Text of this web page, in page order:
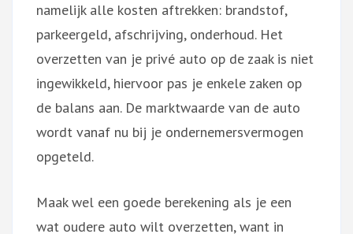
namelijk alle kosten aftrekken: brandstof,
parkeergeld, afschrijving, onderhoud. Het
overzetten van je privé auto op de zaak is niet
ingewikkeld, hiervoor pas je enkele zaken op
de balans aan. De marktwaarde van de auto
wordt vanaf nu bij je ondernemersvermogen
opgeteld.
Maak wel een goede berekening als je een
wat oudere auto wilt overzetten, want in